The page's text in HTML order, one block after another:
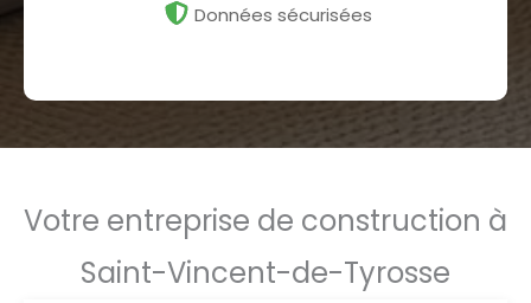
Données sécurisées
Votre entreprise de construction à
Saint-Vincent-de-Tyrosse